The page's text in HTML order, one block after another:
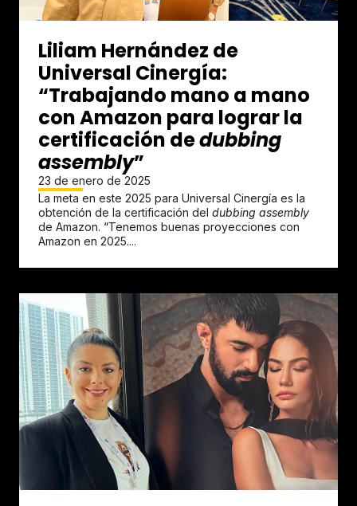
Liliam Hernández de
Universal Cinergía:
“Trabajando mano a mano
con Amazon para lograr la
certificación dedubbing
assembly”
23 de enero de 2025
La meta en este 2025 para Universal Cinergía es la
obtención de la certificación del dubbing assembly
de Amazon. “Tenemos buenas proyecciones con
Amazon en 2025....